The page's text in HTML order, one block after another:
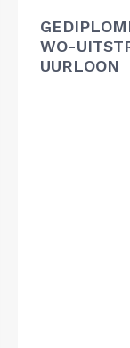
WO-
UURLOON